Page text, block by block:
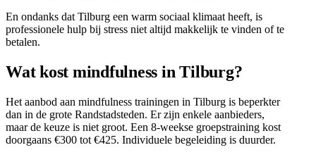
En ondanks dat Tilburg een warm sociaal klimaat heeft, is
professionele hulp bij stress niet altijd makkelijk te vinden of te
betalen.
Wat kost mindfulness in Tilburg?
Het aanbod aan mindfulness trainingen in Tilburg is beperkter
dan in de grote Randstadsteden. Er zijn enkele aanbieders,
maar de keuze is niet groot. Een 8-weekse groepstraining kost
doorgaans €300 tot €425. Individuele begeleiding is duurder.